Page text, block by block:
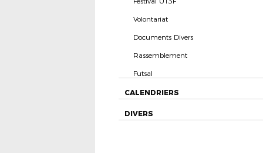
Volontariat
Documents Divers
Rassemblement
Futsal
CALENDRIERS
DIVERS